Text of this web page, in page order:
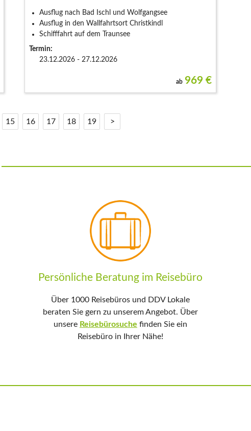
Ausflug nach Bad Ischl und Wolfgangsee
Ausflug in den Wallfahrtsort Christkindl
Schifffahrt auf dem Traunsee
Termin:
23.12.2026 - 27.12.2026
ab 969 €
15 16 17 18 19 >
Persönliche Beratung im Reisebüro
Über 1000 Reisebüros und DDV Lokale
beraten Sie gern zu unserem Angebot. Über
unsere Reisebürosuche finden Sie ein
Reisebüro in Ihrer Nähe!